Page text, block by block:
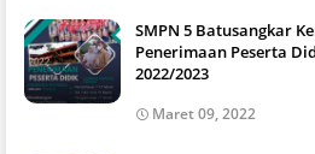
SMPN 5 Batusangkar
Penerimaan Peserta
2022/2023
Maret 09, 2022